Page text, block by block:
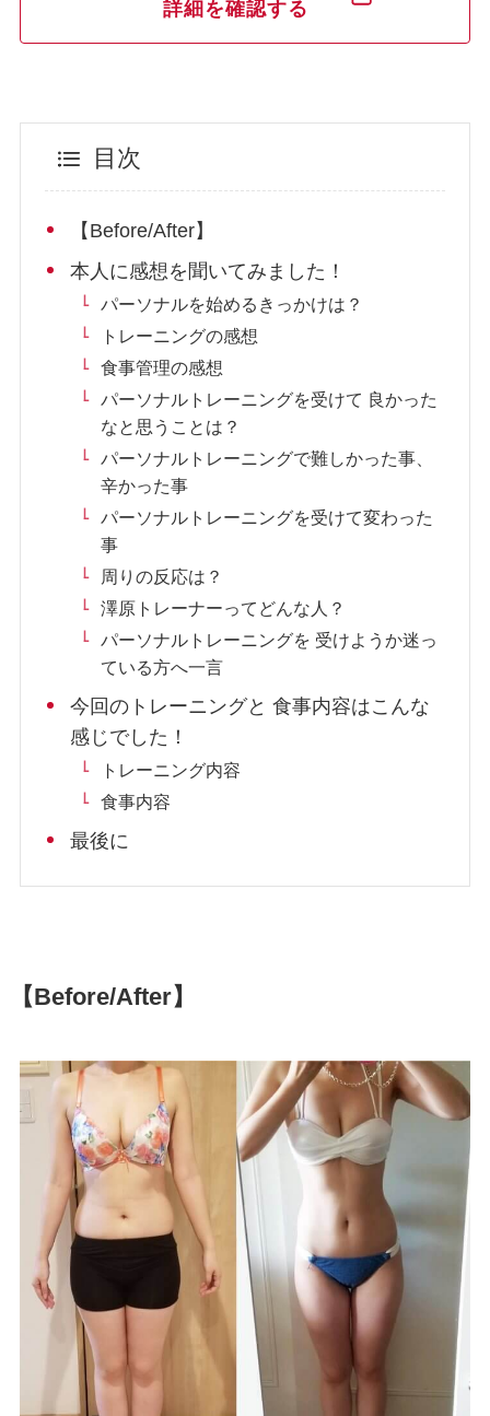
詳細を確認する
目次
【Before/After】
本人に感想を聞いてみました！
パーソナルを始めるきっかけは？
トレーニングの感想
食事管理の感想
パーソナルトレーニングを受けて 良かった
なと思うことは？
パーソナルトレーニングで難しかった事、
辛かった事
パーソナルトレーニングを受けて変わった
事
周りの反応は？
澤原トレーナーってどんな人？
パーソナルトレーニングを 受けようか迷っ
ている方へ一言
今回のトレーニングと 食事内容はこんな
感じでした！
トレーニング内容
食事内容
最後に
【Before/After】